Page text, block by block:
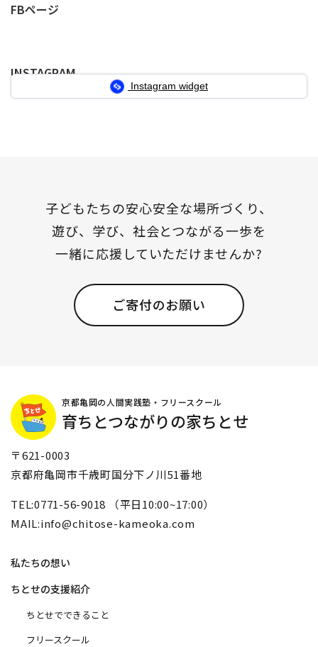
FBページ
INSTAGRAM
Instagram widget
子どもたちの安心安全な場所づくり、
遊び、学び、社会とつながる一歩を
一緒に応援していただけませんか?
ご寄付のお願い
京都亀岡の人間実践塾・フリースクール
育ちとつながりの家ちとせ
〒621-0003
京都府亀岡市千歳町国分下ノ川51番地
TEL:0771-56-9018 （平日10:00~17:00）
MAIL:info@chitose-kameoka.com
私たちの想い
ちとせの支援紹介
ちとせでできること
フリースクール